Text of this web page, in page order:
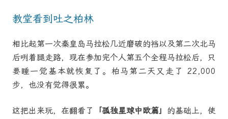
教堂看到吐之柏林
相比起第一次秦皇岛马拉松几近磨破的裆以及第二次北马
后咧着腿走路，现在参加完个人第五个全程马拉松后，只
要睡一觉基本就恢复了。柏马第二天又走了 22,000
步，也没有觉得很累。
这把出来玩，在翻看了 「孤独星球中欧篇」
的基础上，使